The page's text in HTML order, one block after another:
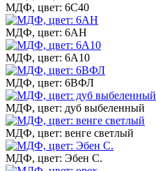
МДФ, цвет: 6С40
МДФ, цвет: 6АН
МДФ, цвет: 6А10
МДФ, цвет: 6ВФЛ
МДФ, цвет: дуб выбеленный
МДФ, цвет: венге светлый
МДФ, цвет: Эбен С.